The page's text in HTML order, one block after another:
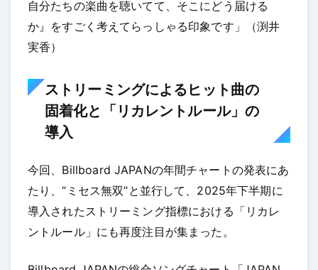
自分たちの楽曲を聴いてて、そこにどう届ける
か』をすごく考えてらっしゃる印象です」（渕井
実香）
ストリーミングによるヒット曲の
固着化と「リカレントルール」の
導入
今回、Billboard JAPANの年間チャートの発表にあ
たり、“ミセス無双”と並行して、2025年下半期に
導入されたストリーミング指標における「リカレ
ントルール」にも再度注目が集まった。